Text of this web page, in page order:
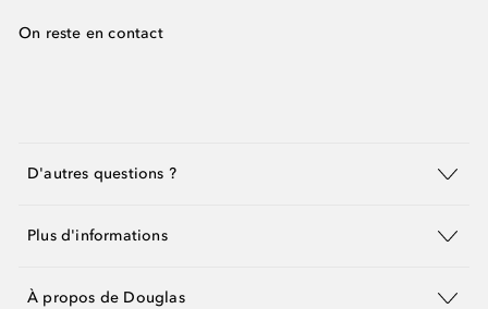
On reste en contact
D'autres questions ?
Plus d'informations
À propos de Douglas